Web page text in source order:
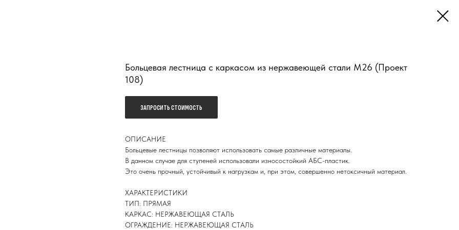
Больцевая лестница с каркасом из нержавеющей стали М26 (Проект
108)
ЗАПРОСИТЬ СТОИМОСТЬ
ОПИСАНИЕ
Больцевые лестницы позволяют использовать самые различные материалы.
В данном случае для ступеней использовали износостойкий АБС-пластик.
Это очень прочный, устойчивый к нагрузкам и, при этом, совершенно нетоксичный материал.
ХАРАКТЕРИСТИКИ
ТИП: ПРЯМАЯ
КАРКАС: НЕРЖАВЕЮЩАЯ СТАЛЬ
ОГРАЖДЕНИЕ: НЕРЖАВЕЮЩАЯ СТАЛЬ